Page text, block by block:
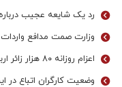
رد یک شایعه عجیب درباره
وزارت صمت مدافع
اعزام روزانه ۸۰ هزار زائر اربعین با ناوگان جاده‌ای
وضعیت کارگران اتباع در